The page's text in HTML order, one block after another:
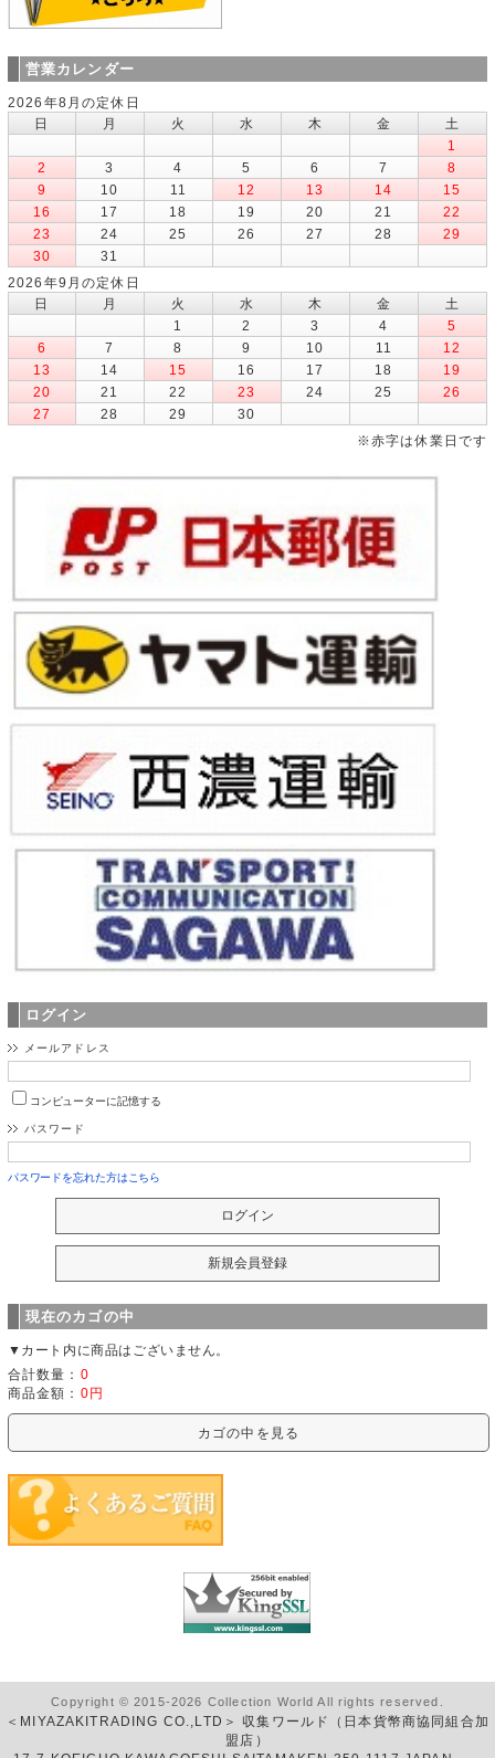
営業カレンダー
2026年8月の定休日
日
月 火 水 木 金
土
1
2
3 4 5 6 7
8
9
10 11 12 13 14
15
16
17 18 19 20 21
22
23
24 25 26 27 28
29
30
31
2026年9月の定休日
日
月 火 水 木 金
土
1
2 3 4
5
6
7 8 9 10 11
12
13
14 15 16 17 18
19
20
21 22 23 24 25
26
27
28 29
30
※赤字は休業日です
ログイン
メールアドレス
コンピューターに記憶する
パスワード
パスワードを忘れた方はこちら
現在のカゴの中
▼カート内に商品はございません。
合計数量： 0
商品金額： 0円
カゴの中を見る
Copyright © 2015-2026 Collection World All rights reserved.
＜MIYAZAKITRADING CO.,LTD＞ 収集ワールド（日本貨幣商協同組合加
盟店）